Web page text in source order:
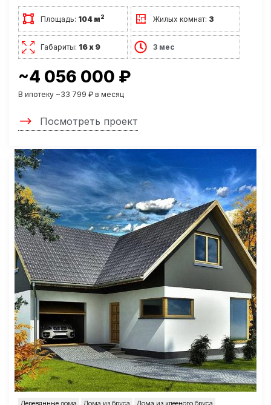
Площадь: 104 м2 Жилых комнат: 3
Габариты: 16 х 9 3 мес
~4 056 000 ₽
В ипотеку ~33 799 ₽ в месяц
Посмотреть проект